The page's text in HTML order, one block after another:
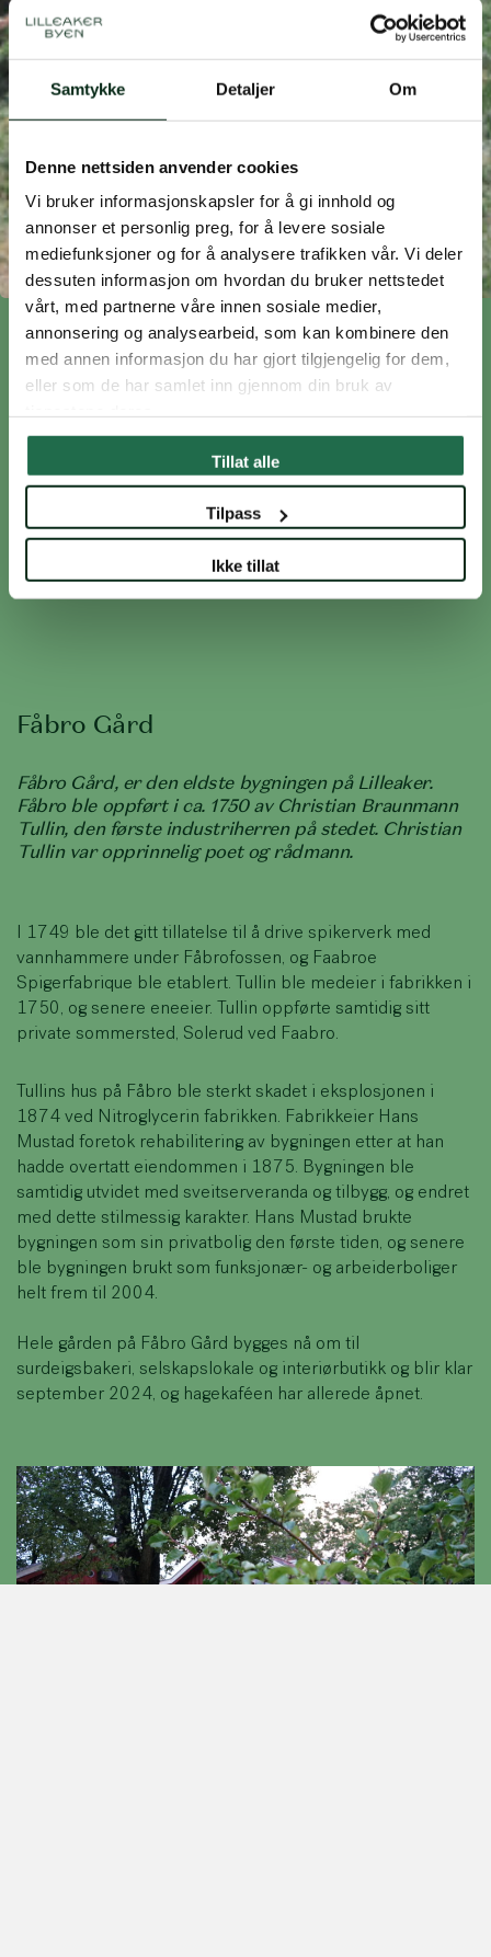
Samtykke Detaljer Om
Denne nettsiden anvender cookies
Vi bruker informasjonskapsler for å gi innhold og
annonser et personlig preg, for å levere sosiale
mediefunksjoner og for å analysere trafikken vår. Vi deler
dessuten informasjon om hvordan du bruker nettstedet
vårt, med partnerne våre innen sosiale medier,
annonsering og analysearbeid, som kan kombinere den
med annen informasjon du har gjort tilgjengelig for dem,
eller som de har samlet inn gjennom din bruk av
Tillat alle
Tilpass
Ikke tillat
BYGGEPROSJEKT
Fåbro Gård
Hele gården på Fåbro Gård bygges nå om til
surdeigsbakeri, selskapslokale og
interiørbutikk og blir klar september 2024, og
hagekaféen har allerede åpnet.
Fåbro Gård
Fåbro Gård, er den eldste bygningen på Lilleaker.
Fåbro ble oppført i ca. 1750 av Christian Braunmann
Tullin, den første industriherren på stedet. Christian
Tullin var opprinnelig poet og rådmann.
I 1749 ble det gitt tillatelse til å drive spikerverk med
vannhammere under Fåbrofossen, og Faabroe
Spigerfabrique ble etablert. Tullin ble medeier i fabrikken i
1750, og senere eneeier. Tullin oppførte samtidig sitt
private sommersted, Solerud ved Faabro.
Tullins hus på Fåbro ble sterkt skadet i eksplosjonen i
1874 ved Nitroglycerin fabrikken. Fabrikkeier Hans
Mustad foretok rehabilitering av bygningen etter at han
hadde overtatt eiendommen i 1875. Bygningen ble
samtidig utvidet med sveitserveranda og tilbygg, og endret
med dette stilmessig karakter. Hans Mustad brukte
bygningen som sin privatbolig den første tiden, og senere
ble bygningen brukt som funksjonær- og arbeiderboliger
helt frem til 2004.
Hele gården på Fåbro Gård bygges nå om til
surdeigsbakeri, selskapslokale og interiørbutikk og blir klar
september 2024, og hagekaféen har allerede åpnet.